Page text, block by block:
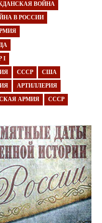
ВОЙНА
В РОССИИ
I
СССР США
АРТИЛЛЕРИЯ
АРМИЯ СССР